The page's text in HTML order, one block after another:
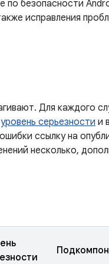
по безопасности
исправления
Для каждого
уровень серьезности и
ссылку на
несколько,